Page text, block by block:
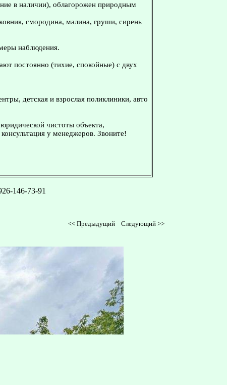
в наличии), облагорожен природным
смородина, малина, груши, сирень
наблюдения.
постоянно (тихие, спокойные) с двух
детская и взрослая поликлиники, авто
чистоты объекта,
у менеджеров. Звоните!
146-73-91
<< Предыдущий Следующий >>